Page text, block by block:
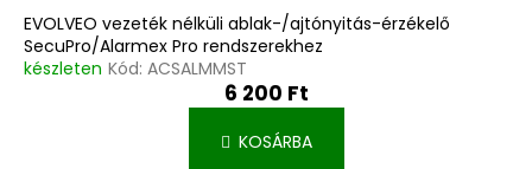
EVOLVEO vezeték nélküli ablak-/ajtónyitás-érzékelő
SecuPro/Alarmex Pro rendszerekhez
készleten Kód: ACSALMMST
6 200 Ft
KOSÁRBA